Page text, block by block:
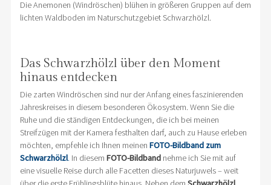
Die Anemonen (Windröschen) blühen in größeren Gruppen auf dem
lichten Waldboden im Naturschutzgebiet Schwarzhölzl.
Das Schwarzhölzl über den Moment
hinaus entdecken
Die zarten Windröschen sind nur der Anfang eines faszinierenden
Jahreskreises in diesem besonderen Ökosystem. Wenn Sie die
Ruhe und die ständigen Entdeckungen, die ich bei meinen
Streifzügen mit der Kamera festhalten darf, auch zu Hause erleben
möchten, empfehle ich Ihnen meinen FOTO-Bildband zum
Schwarzhölzl. In diesem FOTO-Bildbandnehme ich Sie mit auf
eine visuelle Reise durch alle Facetten dieses Naturjuwels – weit